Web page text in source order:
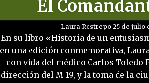
El
Laura Restrepo25 de julio
En su libro «Historia de un
en una edición conmemorativa,
con vida del médico Carlos Toledo
dirección del M-19, y la toma de la